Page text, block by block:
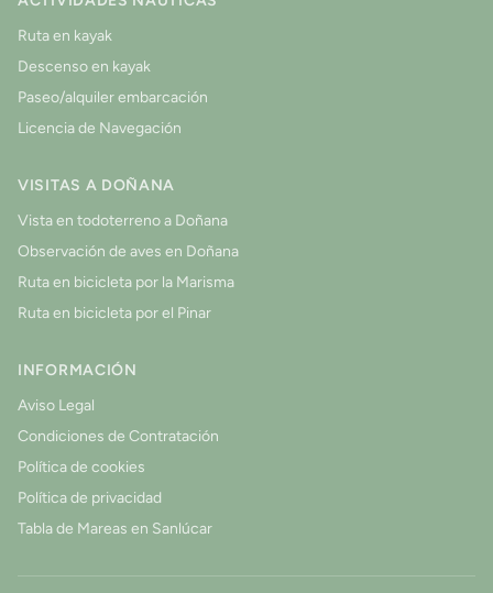
Ruta en kayak
Descenso en kayak
Paseo/alquiler embarcación
Licencia de Navegación
VISITAS A DOÑANA
Vista en todoterreno a Doñana
Observación de aves en Doñana
Ruta en bicicleta por la Marisma
Ruta en bicicleta por el Pinar
INFORMACIÓN
Aviso Legal
Condiciones de Contratación
Política de cookies
Política de privacidad
Tabla de Mareas en Sanlúcar